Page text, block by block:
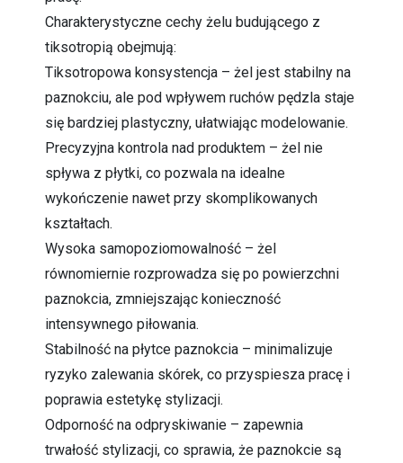
Charakterystyczne cechy żelu budującego z
tiksotropią obejmują:
Tiksotropowa konsystencja – żel jest stabilny na
paznokciu, ale pod wpływem ruchów pędzla staje
się bardziej plastyczny, ułatwiając modelowanie.
Precyzyjna kontrola nad produktem – żel nie
spływa z płytki, co pozwala na idealne
wykończenie nawet przy skomplikowanych
kształtach.
Wysoka samopoziomowalność – żel
równomiernie rozprowadza się po powierzchni
paznokcia, zmniejszając konieczność
intensywnego piłowania.
Stabilność na płytce paznokcia – minimalizuje
ryzyko zalewania skórek, co przyspiesza pracę i
poprawia estetykę stylizacji.
Odporność na odpryskiwanie – zapewnia
trwałość stylizacji, co sprawia, że paznokcie są